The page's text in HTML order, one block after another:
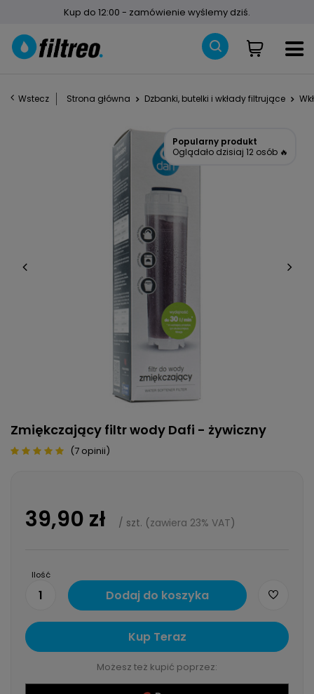
Kup do 12:00 - zamówienie wyślemy dziś.
Wstecz Strona główna Dzbanki, butelki i wkłady filtrujące
Popularny produkt
Oglądało dzisiaj 12 osób 🔥
Zmiękczający filtr wody Dafi - żywiczny
(7 opinii)
39,90 zł / szt. (zawiera 23% VAT)
Ilość
1 Dodaj do koszyka
Kup Teraz
Możesz też kupić poprzez: